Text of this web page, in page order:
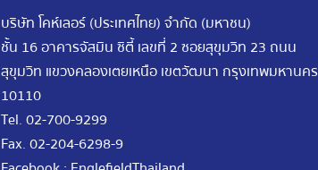
บริษัท โคห์เลอร์ (ประเทศไทย) จำกัด (มหาชน)
ชั้น 16 อาคารจัสมิน ซิตี้ เลขที่ 2 ซอยสุขุมวิท 23 ถนน
สุขุมวิท แขวงคลองเตยเหนือ เขตวัฒนา กรุงเทพมหานคร
10110
Tel.02-700-9299
Fax.02-204-6298-9